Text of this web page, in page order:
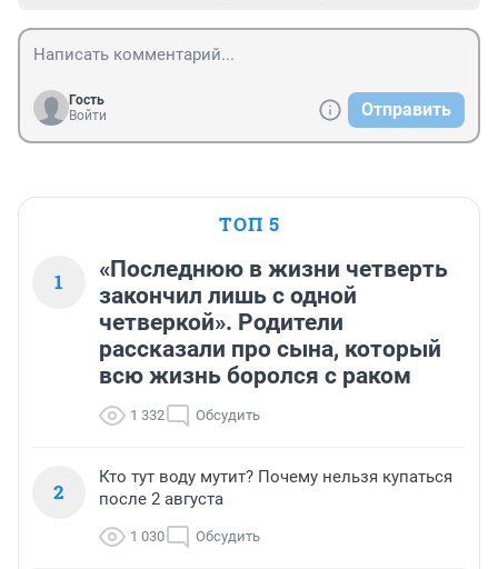
Гость
Войти
Отправить
ТОП 5
1
«Последнюю в жизни четверть
закончил лишь с одной
четверкой». Родители
рассказали про сына, который
всю жизнь боролся с раком
1 332 Обсудить
2
Кто тут воду мутит? Почему нельзя купаться
после 2 августа
1 030 Обсудить